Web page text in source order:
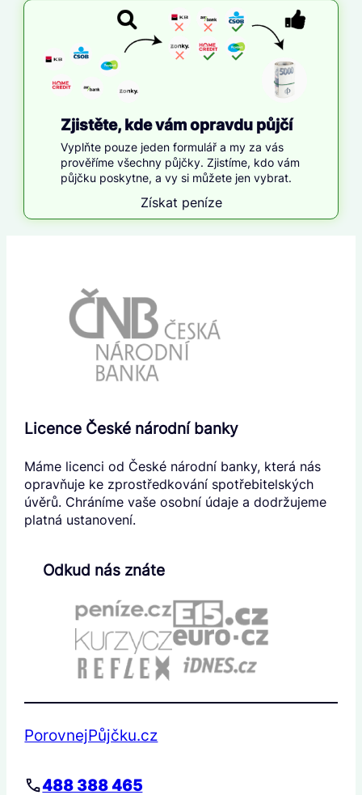
Zjistěte, kde vám opravdu půjčí
Vyplňte pouze jeden formulář a my za vás
prověříme všechny půjčky. Zjistíme, kdo vám
půjčku poskytne, a vy si můžete jen vybrat.
Získat peníze
Licence České národní banky
Máme licenci od České národní banky, která nás
opravňuje ke zprostředkování spotřebitelských
úvěrů. Chráníme vaše osobní údaje a dodržujeme
platná ustanovení.
Odkud nás znáte
PorovnejPůjčku.cz
488 388 465